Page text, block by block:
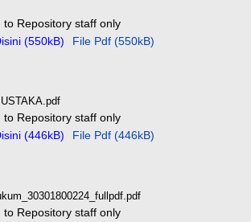
to Repository staff only
(550kB)
File Pdf (550kB)
to Repository staff only
(446kB)
File Pdf (446kB)
to Repository staff only